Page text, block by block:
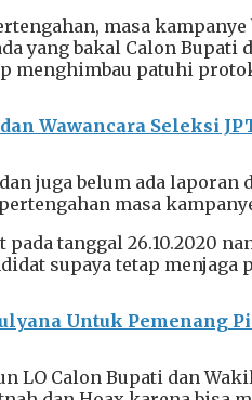
masa
yang bakal Calon
menghimbau patuhi
Wawancara Seleksi
juga belum ada
masa
tanggal 26.10.2020
supaya tetap menjaga
Untuk Pemenang
LO Calon Bupati dan